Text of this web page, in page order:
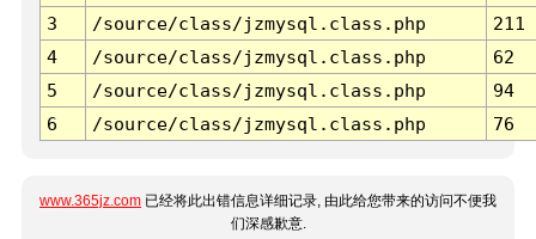
3 /source/class/jzmysql.class.php
211
4
/source/class/jzmysql.class.php
62
5
/source/class/jzmysql.class.php
94
6
/source/class/jzmysql.class.php 76
www.365jz.com 已经将此出错信息详细记录, 由此给您带来的访问不便我
们深感歉意.